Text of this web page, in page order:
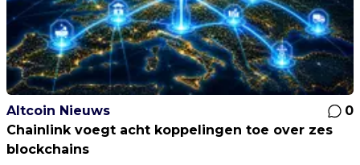
Altcoin Nieuws
0
Chainlink voegt acht koppelingen toe over zes
blockchains